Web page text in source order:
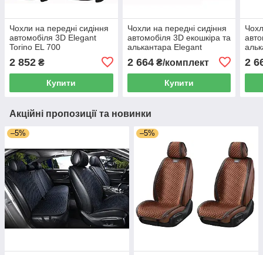
Чохли на передні сидіння
автомобіля 3D Elegant
Torino EL 700
225 коричневого кольору
2 852 ₴
Купити
Чохли на передні сидіння
автомобіля 3D екошкіра та
алькантара Elegant
чорного кольору
2 664₴/комплект
Купити
2
Акційні пропозиції та новинки
–5% –5%